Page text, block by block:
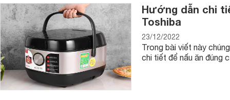
Sản phẩm này dễ sử dụng, dung tích lớn, công suất mạnh
Hướng dẫn chi
Toshiba
23/12/2022
Trong bài viết này
chi tiết để nấu ăn đúng